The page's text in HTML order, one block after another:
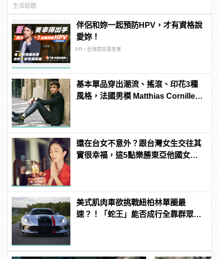
連結！ | manfashion這樣變型男
生活話題
伴侶和妳一起預防HPV，才有資格說
愛妳！
PR・台灣癌症基金會
基本單品穿出潮流、搖滾、印花3種
風格，法國男模 Matthias Cornilleau
還在台女不意外？跟台灣女生交往其
實很幸福，這5點樂勝東亞他國女
美式肌肉車欲挑戰紐柏林單圈最
速？！「蛇王」能否成行全靠群眾募